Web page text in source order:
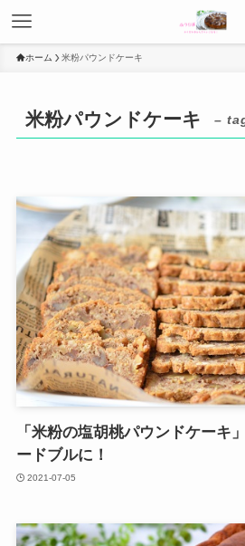
ホーム 米粉パウンドケーキ
米粉パウンドケーキ –
「米粉の塩胡桃パウンドケーキ
ードブルに！
2021-07-05